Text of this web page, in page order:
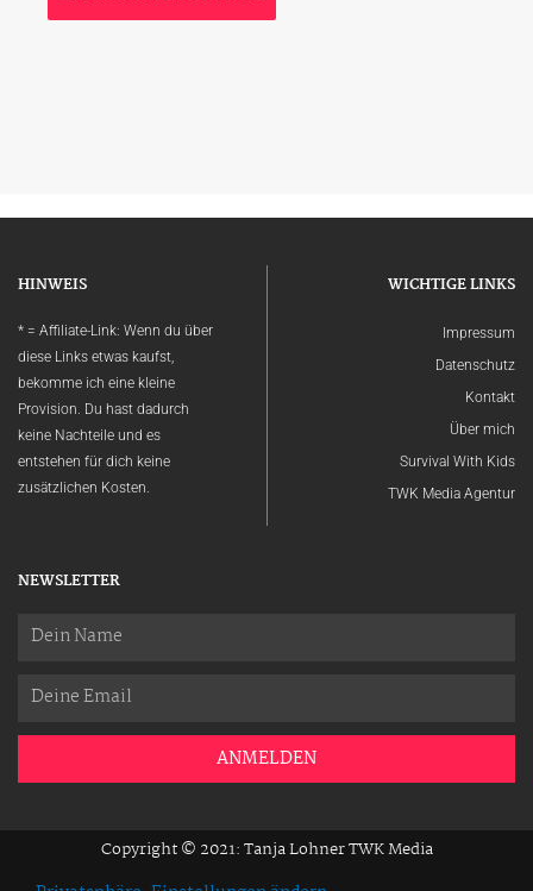
HINWEIS
* = Affiliate-Link: Wenn du über
diese Links etwas kaufst,
bekomme ich eine kleine
Provision. Du hast dadurch
keine Nachteile und es
entstehen für dich keine
zusätzlichen Kosten.
WICHTIGE LINKS
Impressum
Datenschutz
Kontakt
Über mich
Survival With Kids
TWK Media Agentur
NEWSLETTER
Name
Email
ANMELDEN
Copyright © 2021: Tanja Lohner TWK Media